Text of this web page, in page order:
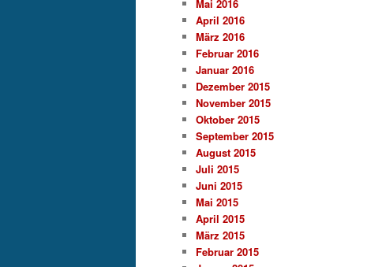
Mai 2016
April 2016
März 2016
Februar 2016
Januar 2016
Dezember 2015
November 2015
Oktober 2015
September 2015
August 2015
Juli 2015
Juni 2015
Mai 2015
April 2015
März 2015
Februar 2015